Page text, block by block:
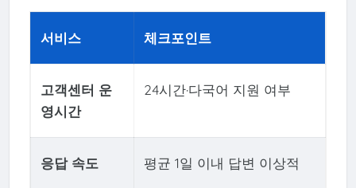
서비스 체크포인트
고객센터 운
영시간
24시간·다국어 지원 여부
응답 속도 평균 1일 이내 답변 이상적